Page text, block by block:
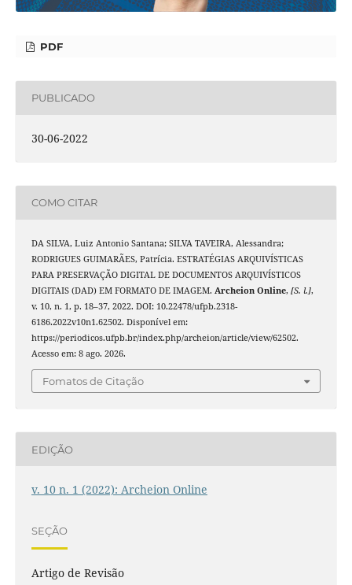
PDF
PUBLICADO
30-06-2022
COMO CITAR
DA SILVA, Luiz Antonio Santana; SILVA TAVEIRA, Alessandra;
RODRIGUES GUIMARÃES, Patrícia. ESTRATÉGIAS ARQUIVÍSTICAS
PARA PRESERVAÇÃO DIGITAL DE DOCUMENTOS ARQUIVÍSTICOS
DIGITAIS (DAD) EM FORMATO DE IMAGEM. Archeion Online, [S. l.],
v. 10, n. 1, p. 18–37, 2022. DOI: 10.22478/ufpb.2318-
6186.2022v10n1.62502. Disponível em:
https://periodicos.ufpb.br/index.php/archeion/article/view/62502.
Acesso em: 8 ago. 2026.
Fomatos de Citação
EDIÇÃO
v. 10 n. 1 (2022): Archeion Online
SEÇÃO
Artigo de Revisão